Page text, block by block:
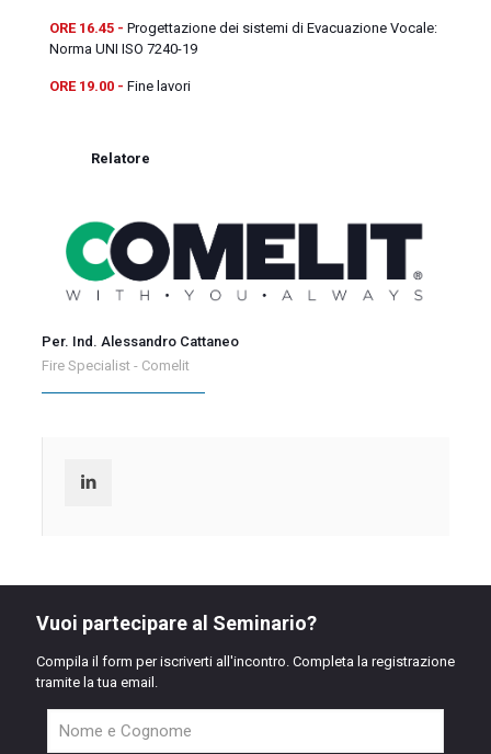
ORE 16.45 - Progettazione dei sistemi di Evacuazione Vocale:
Norma UNI ISO 7240-19
ORE 19.00 - Fine lavori
Relatore
Per. Ind. Alessandro Cattaneo
Fire Specialist - Comelit
Vuoi partecipare al Seminario?
Compila il form per iscriverti all'incontro. Completa la registrazione
tramite la tua email.